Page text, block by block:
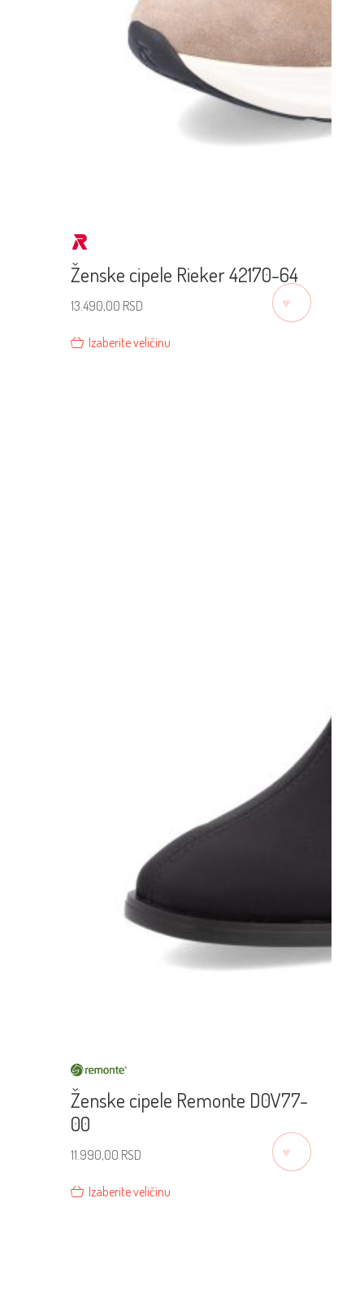
Ženske cipele Rieker 42170-64
13.490,00 RSD
Izaberite veličinu
Ženske cipele Remonte D0V77-
00
11.990,00 RSD
Izaberite veličinu